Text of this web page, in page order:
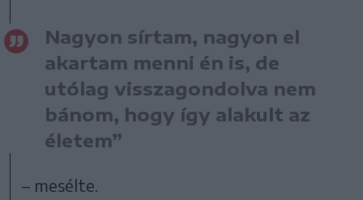
Nagyon sírtam, nagyon el
akartam menni én is, de
utólag visszagondolva nem
bánom, hogy így alakult az
életem”
– mesélte.